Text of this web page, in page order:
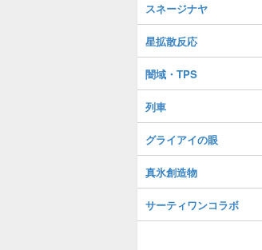
スネージナヤ
星拡散反応
闇域・TPS
列車
グライアイの眼
真氷創造物
サーティワンコラボ